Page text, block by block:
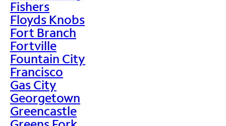
Fishers
Floyds Knobs
Fort Branch
Fortville
Fountain City
Francisco
Gas City
Georgetown
Greencastle